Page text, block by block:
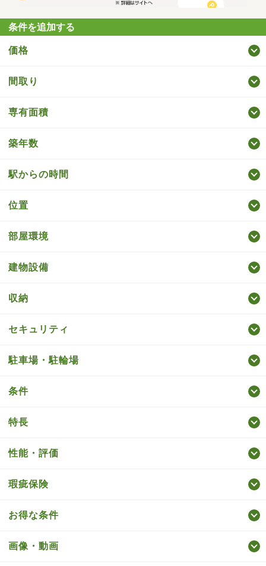
条件を追加する
価格
間取り
専有面積
築年数
駅からの時間
位置
部屋環境
建物設備
収納
セキュリティ
駐車場・駐輪場
条件
特長
性能・評価
瑕疵保険
お得な条件
画像・動画